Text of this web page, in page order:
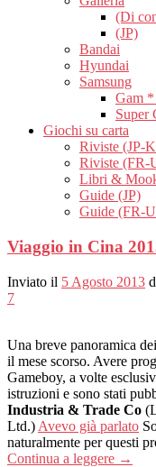
(Di
(JP)
Bandai
Hyundai
Samsung
Gam
Super
Giochi su carta
Riviste (JP-
Riviste (FR-
Libri &
Guide (JP)
Guide (FR-
Viaggio in Cina
Inviato il 5 Agosto 2013
7
Una breve panoramica
il mese scorso. Avere
Gameboy, a volte
istruzioni e sono stati
Industria & Trade Co
Ltd.) Avevo già parlato
naturalmente per questi
Continua a leggere →